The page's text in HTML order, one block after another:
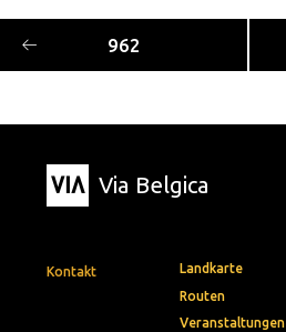
962
Via Belgica
Kontakt
Landkarte
Routen
Veranstaltungen